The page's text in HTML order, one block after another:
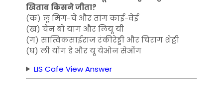
खिताब किसने जीता?
(क) लू मिंग-चे और तांग काई-वेई
(ख) चेन बो यांग और लियू यी
(ग) सात्विकसाईराज रंकीरेड्डी और चिराग शेट्टी
(घ) ली योंग डे और यू येओन सेओंग
LIS Cafe View Answer